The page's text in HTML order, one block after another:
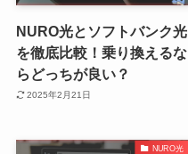
NURO光とソフトバンク光
を徹底比較！乗り換えるな
らどっちが良い？
2025年2月21日
NURO光